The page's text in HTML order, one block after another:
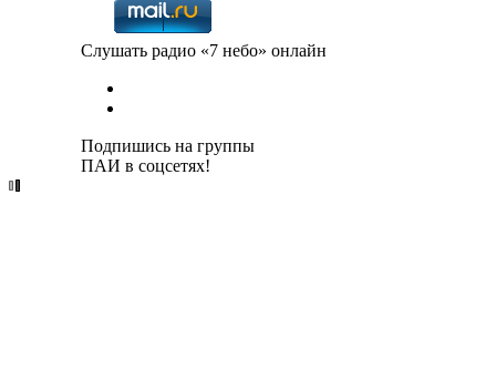
Слушать радио «7 небо» онлайн
Подпишись на группы
ПАИ в соцсетях!